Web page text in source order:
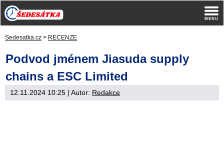
Sedesatka.cz > RECENZE
Podvod jménem Jiasuda supply
chains a ESC Limited
12.11.2024 10:25 | Autor: Redakce